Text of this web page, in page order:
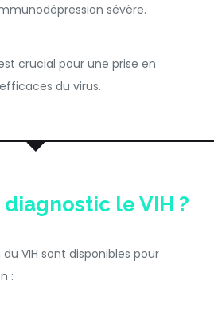
sévère.
crucial pour une prise en
du virus.
le VIH ?
VIH sont disponibles pour
: